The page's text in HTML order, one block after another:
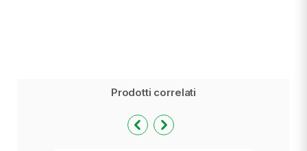
Prodotti correlati